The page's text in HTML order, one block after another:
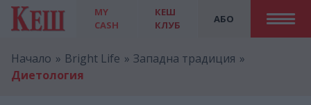
MY
CASH
АБО
КЕШ
КЛУБ
Начало Bright Life
Западна традиция
Диетология